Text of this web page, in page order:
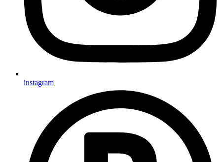
instagram